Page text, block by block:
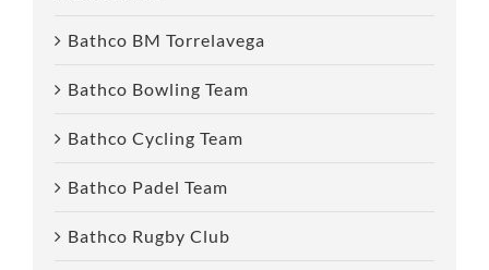
Bathco BM Torrelavega
Bathco Bowling Team
Bathco Cycling Team
Bathco Padel Team
Bathco Rugby Club